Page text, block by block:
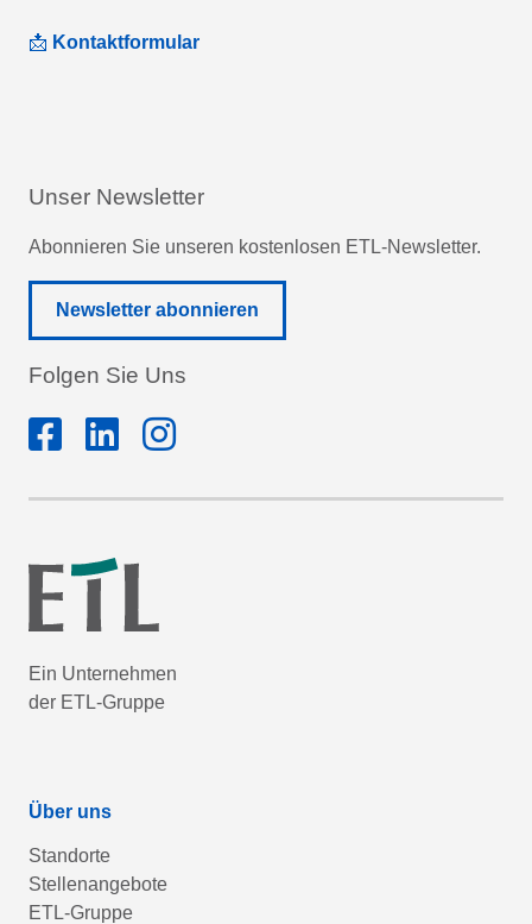
📩 Kontaktformular
Unser Newsletter
Abonnieren Sie unseren kostenlosen ETL-Newsletter.
Newsletter abonnieren
Folgen Sie Uns
Ein Unternehmen
der ETL-Gruppe
Über uns
Standorte
Stellenangebote
ETL-Gruppe